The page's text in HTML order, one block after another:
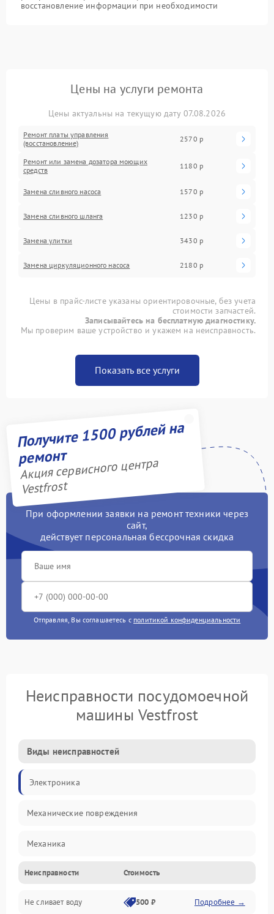
восстановление информации при необходимости
Цены на услуги ремонта
Цены актуальны на текущую дату 07.08.2026
Ремонт платы управления
(восстановление)
2570 р
Ремонт или замена дозатора моющих
средств
1180 р
Замена сливного насоса 1570 р
Замена сливного шланга 1230 р
Замена улитки 3430 р
Замена циркуляционного насоса 2180 р
Цены в прайс-листе указаны ориентировочные, без учета
стоимости запчастей.
Записывайтесь на бесплатную диагностику.
Мы проверим ваше устройство и укажем на неисправность.
Показать все услуги
Получите 1500 рублей на
ремонт
Акция сервисного центра
Vestfrost
При оформлении заявки на ремонт техники через
сайт,
действует персональная бессрочная скидка
Отправляя, Вы соглашаетесь с политикой конфиденциальности
Неисправности посудомоечной
машины Vestfrost
Виды неисправностей
Электроника
Механические повреждения
Механика
Управление
Электропитание
Неисправности Стоимость
Не сливает воду 500 ₽ Подробнее →